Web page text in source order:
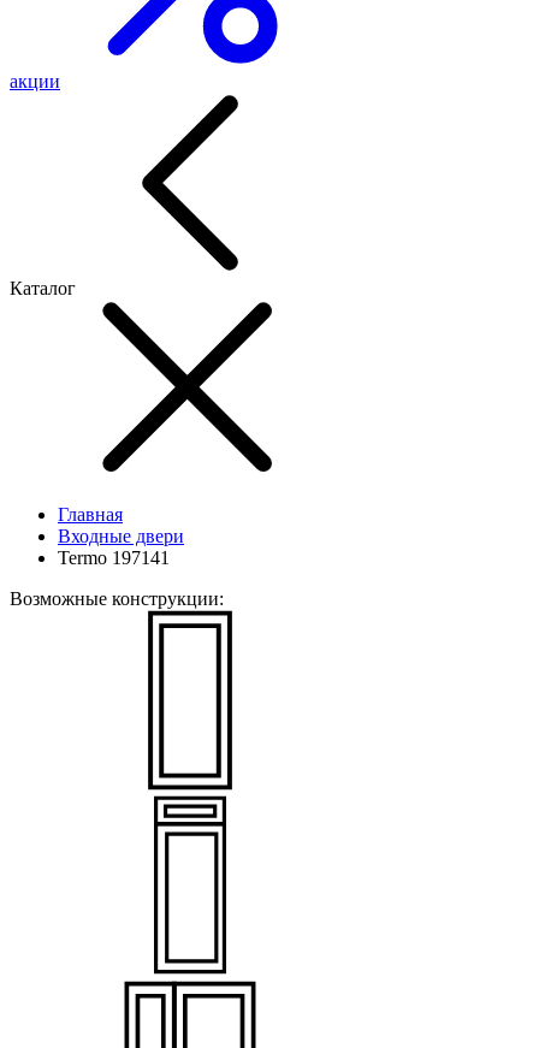
акции
Каталог
Главная
Входные двери
Termo 197141
Возможные конструкции: